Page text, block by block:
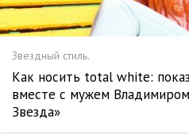
Звездный стиль.
Как носить total white:
вместе с мужем
Звезда»